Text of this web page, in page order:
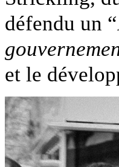
défendu un “
et le